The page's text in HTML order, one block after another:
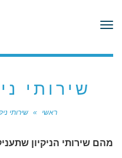
תפריט
שירותי
ראשי » שירותי
מהם שירותי הניקיון